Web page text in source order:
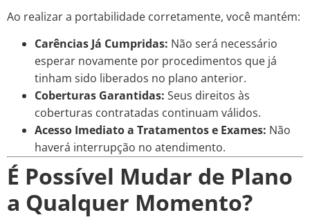
Ao realizar a portabilidade corretamente, você mantém:
Carências Já Cumpridas: Não será necessário
esperar novamente por procedimentos que já
tinham sido liberados no plano anterior.
Coberturas Garantidas: Seus direitos às
coberturas contratadas continuam válidos.
Acesso Imediato a Tratamentos e Exames: Não
haverá interrupção no atendimento.
É Possível Mudar de Plano
a Qualquer Momento?